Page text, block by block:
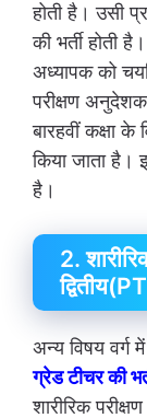
होती है। उसी
की भर्ती होती
अध्यापक को
परीक्षण अनुदेशक
बारहवीं कक्षा के
किया जाता है।
है।
2.
अन्य विषय वर्ग
ग्रेड टीचर की
शारीरिक